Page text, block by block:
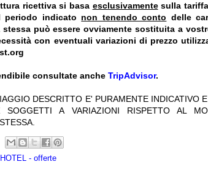
ricettiva si basa esclusivamentesulla
periodo indicato non tenendo conto delle
può essere ovviamente sostituita a
con eventuali variazioni di prezzo
consultate anche TripAdvisor.
DESCRITTO E' PURAMENTE INDICATIVO
SOGGETTI A VARIAZIONI RISPETTO AL
- offerte